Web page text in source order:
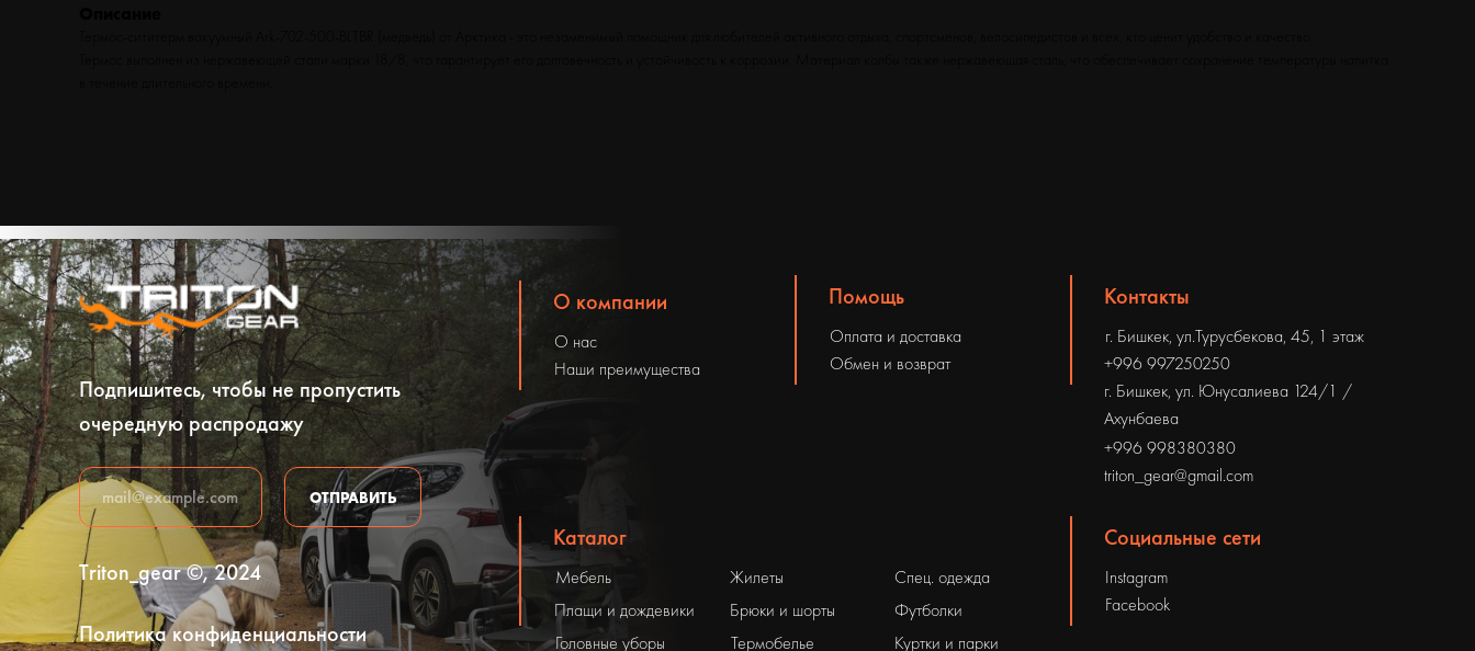
Подпишитесь, чтобы не пропустить
очередную распродажу
Triton_gear ©, 2024
Политика конфиденциальности
ОТПРАВИТЬ
О компании
О нас
Наши преимущества
Помощь
Оплата и доставка
Обмен и возврат
Контакты
г. Бишкек, ул.Турусбекова, 45, 1 этаж
г. Бишкек, ул. Юнусалиева 124/1 /
Ахунбаева
+996 998380380
triton_gear@gmail.com
+996 997250250
Жилеты
Каталог
Плащи и дождевики
Головные уборы
Мебель
Брюки и шорты
Термобелье
Спец. одежда
Футболки
Куртки и парки
Социальные сети
Instagram
Facebook